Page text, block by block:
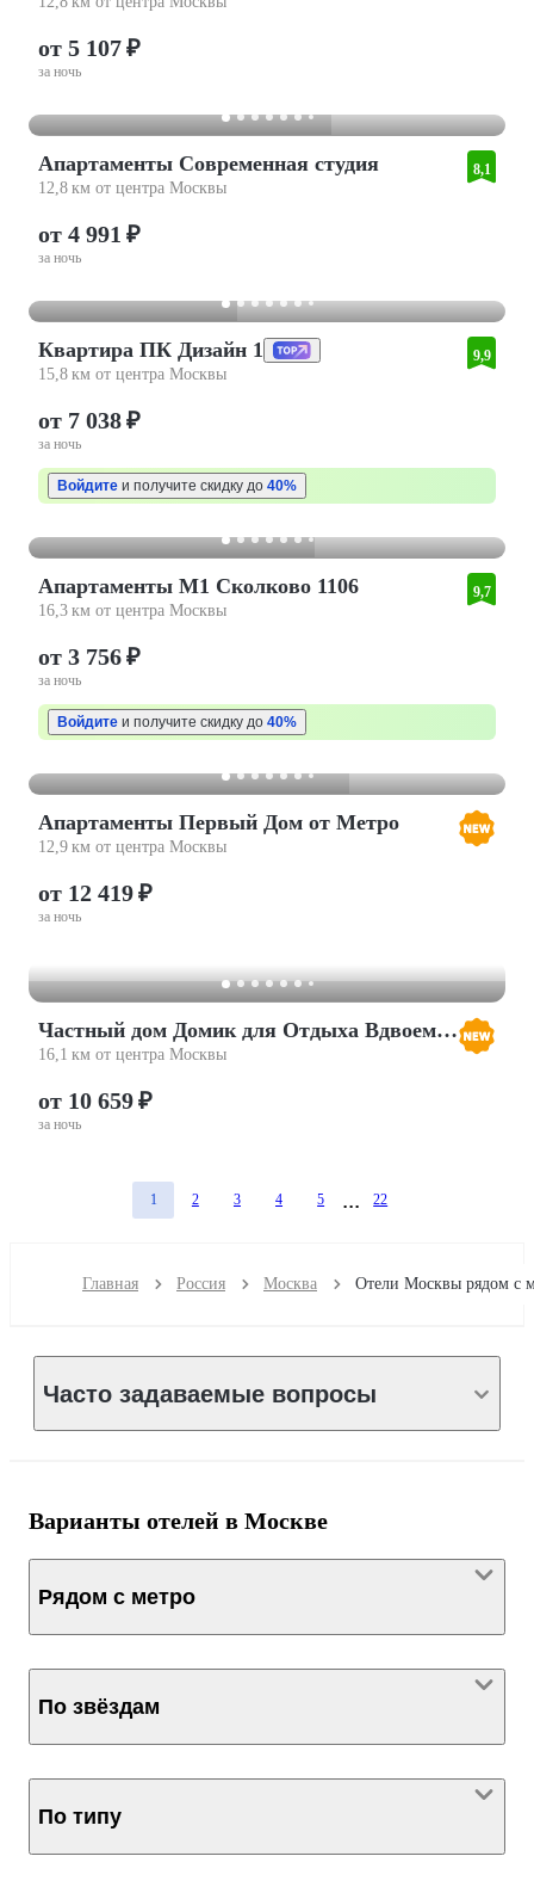
от 5 107 ₽
за ночь
Апартаменты Современная студия
12,8 км от центра Москвы
8,1
от 4 991 ₽
за ночь
Квартира ПК Дизайн 1
15,8 км от центра Москвы
9,9
от 7 038 ₽
за ночь
Войдите и получите скидку до 40%
Апартаменты М1 Сколково 1106
16,3 км от центра Москвы
9,7
от 3 756 ₽
за ночь
Войдите и получите скидку до 40%
Апартаменты Первый Дом от Метро
12,9 км от центра Москвы
от 12 419 ₽
за ночь
Частный дом Домик для Отдыха Вдвоем, с Сауной, Купелью, Мангалом и дизайнерской территорией
16,1 км от центра Москвы
от 10 659 ₽
за ночь
1 2 3 4 5 22
Главная Россия Москва
Часто задаваемые вопросы
Варианты отелей в Москве
Рядом с метро
По звёздам
По типу